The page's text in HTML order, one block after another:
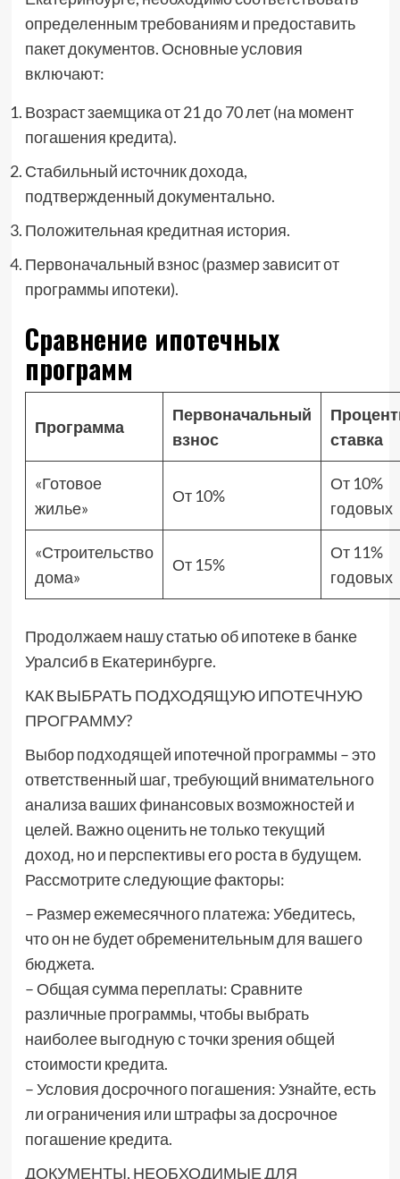
определенным требованиям и предоставить
пакет документов. Основные условия
включают:
Возраст заемщика от 21 до 70 лет (на момент
погашения кредита).
Стабильный источник дохода,
подтвержденный документально.
Положительная кредитная история.
Первоначальный взнос (размер зависит от
программы ипотеки).
Сравнение ипотечных
программ
Программа
Первоначальный
взнос
ставка
«Готовое
жилье»
От 10%
От 10%
годовых
«Строительство
дома»
От 15%
От 11%
годовых
Продолжаем нашу статью об ипотеке в банке
Уралсиб в Екатеринбурге.
КАК ВЫБРАТЬ ПОДХОДЯЩУЮ ИПОТЕЧНУЮ
ПРОГРАММУ?
Выбор подходящей ипотечной программы – это
ответственный шаг, требующий внимательного
анализа ваших финансовых возможностей и
целей. Важно оценить не только текущий
доход, но и перспективы его роста в будущем.
Рассмотрите следующие факторы:
– Размер ежемесячного платежа: Убедитесь,
что он не будет обременительным для вашего
бюджета.
– Общая сумма переплаты: Сравните
различные программы, чтобы выбрать
наиболее выгодную с точки зрения общей
стоимости кредита.
– Условия досрочного погашения: Узнайте, есть
ли ограничения или штрафы за досрочное
погашение кредита.
ДОКУМЕНТЫ, НЕОБХОДИМЫЕ ДЛЯ